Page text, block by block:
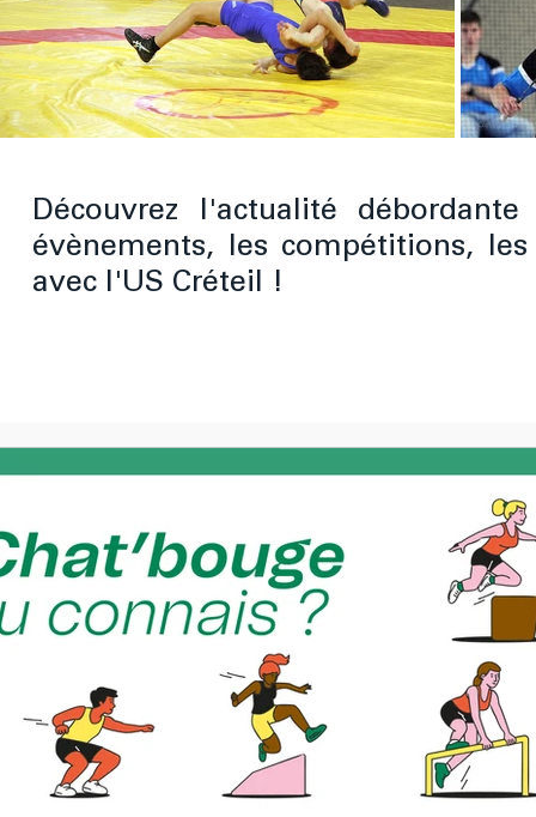
Découvrez l'actualité
évènements, les compétitions,
avec l'US Créteil !